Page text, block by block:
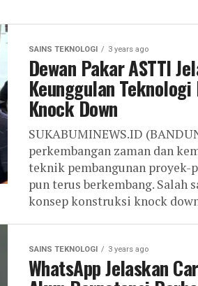
SAINS TEKNOLOGI 3 years ago
Dewan Pakar ASTTI
Keunggulan
Knock Down
SUKABUMINEWS.ID
perkembangan zaman dan
teknik pembangunan proyek-
pun terus berkembang. Salah
konsep konstruksi knock
SAINS TEKNOLOGI 3 years ago
WhatsApp Jelaskan